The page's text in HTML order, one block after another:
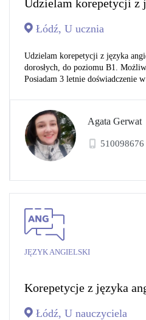
Udzielam korepetycji z
Łódź, U ucznia
Udzielam korepetycji z języka
dorosłych, do poziomu B1.
Posiadam 3 letnie doświadczenie
Agata Gerwat
510098676
JĘZYK ANGIELSKI
Korepetycje z języka
Łódź, U nauczyciela